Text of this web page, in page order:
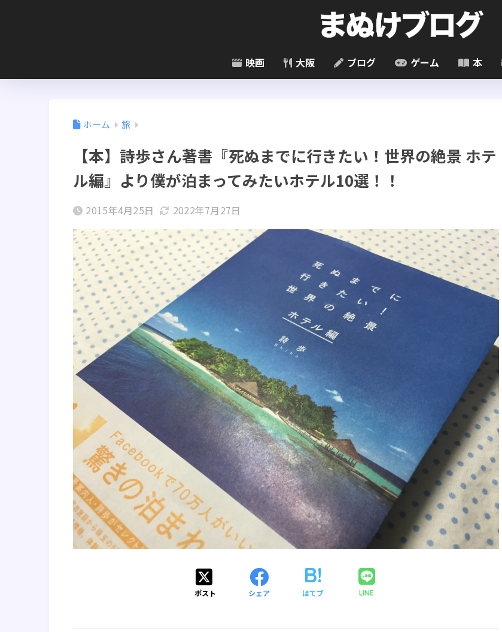
映画 大阪 ブログ ゲーム 本
ホーム 旅
【本】詩歩さん著書『死ぬまでに行きたい！世界の絶景 ホテ
ル編』より僕が泊まってみたいホテル10選！！
2015年4月25日 2022年7月27日
ポスト シェア はてブ LINE